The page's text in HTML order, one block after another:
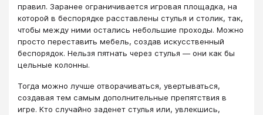
правил. Заранее ограничивается игровая площадка, на
которой в беспорядке расставлены стулья и столик, так,
чтобы между ними остались небольшие проходы. Можно
просто переставить мебель, создав искусственный
беспорядок. Нельзя пятнать через стулья — они как бы
цельные колонны.
Тогда можно лучше отворачиваться, увертываться,
создавая тем самым дополнительные препятствия в
игре. Кто случайно заденет стулья или, увлекшись,